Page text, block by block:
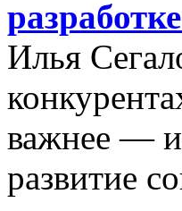
Илья
важнее —
развитие